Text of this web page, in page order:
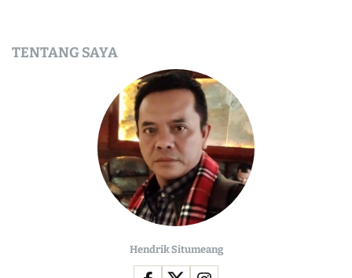
TENTANG SAYA
Hendrik Situmeang